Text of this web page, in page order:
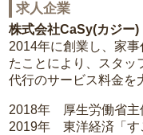
求人企業
株式会社CaSy(カジー)
2014年に創業し、家
たことにより、スタッ
代行のサービス料金を
2018年 厚生労働省主
2019年 東洋経済「す